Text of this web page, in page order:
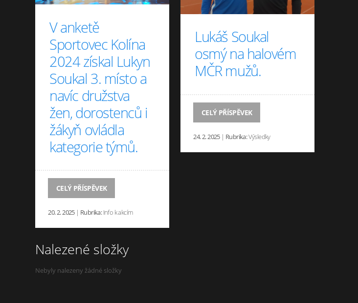
V anketě
Sportovec Kolína
2024 získal Lukyn
Soukal 3. místo a
navíc družstva
žen, dorostenců i
žákyň ovládla
kategorie týmů.
CELÝ PŘÍSPĚVEK
20. 2. 2025 | Rubrika: Info k akcím
Lukáš Soukal
osmý na halovém
MČR mužů.
CELÝ PŘÍSPĚVEK
24. 2. 2025 | Rubrika:Výsledky
Nalezené složky
Nebyly nalezeny žádné složky